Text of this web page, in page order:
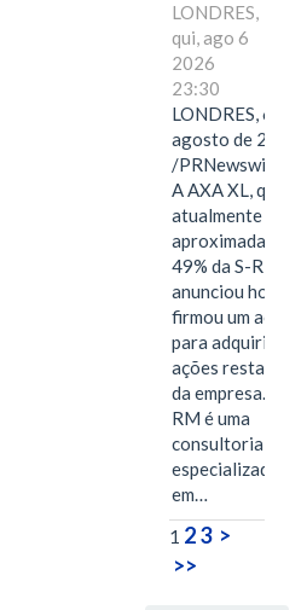
LONDRES,
qui, ago 6
2026
23:30
LONDRES, 6 de
agosto de 2026
/PRNewswire/ --
A AXA XL, que
atualmente
49% da S-RM,
anunciou hoje
firmou um
para adquirir as
ações restantes
da empresa. A S-
RM é uma
consultoria
especializada
em…
1 23 >
>>